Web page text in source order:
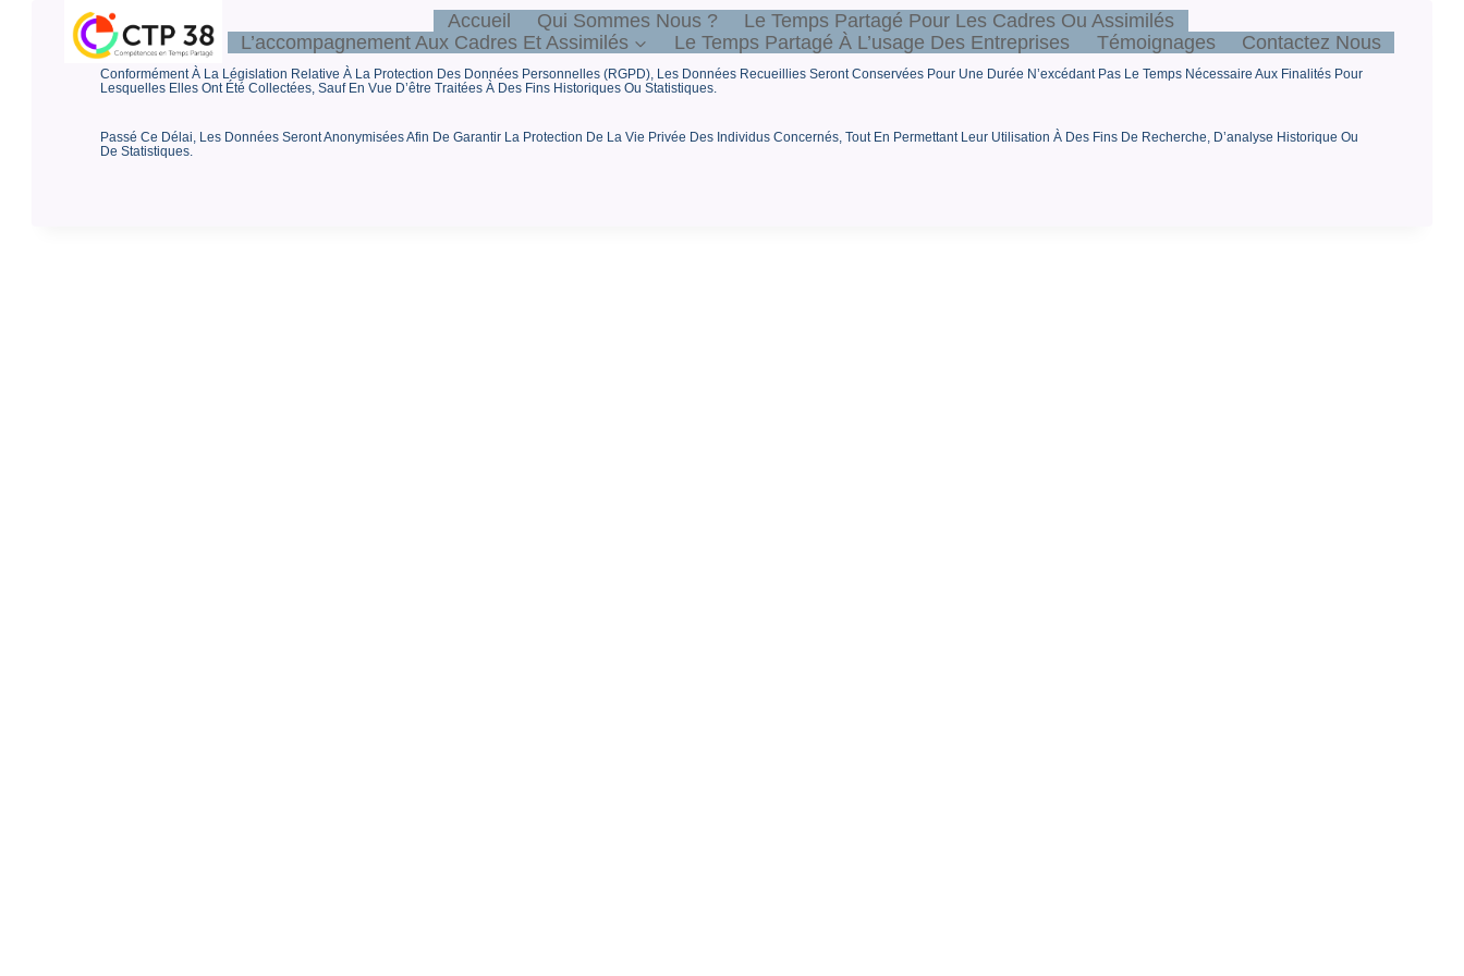
Accueil Qui Sommes Nous ?
Le Temps Partagé Pour Les Cadres Ou Assimilés
L’accompagnement Aux Cadres Et Assimilés
Le Temps Partagé À L’usage Des Entreprises Témoignages Contactez Nous
Conformément À La Législation Relative À La Protection Des Données Personnelles (RGPD), Les Données Recueillies Seront Conservées Pour Une Durée N’excédant Pas Le Temps Nécessaire Aux Finalités Pour
Lesquelles Elles Ont Été Collectées, Sauf En Vue D’être Traitées À Des Fins Historiques Ou Statistiques.
Passé Ce Délai, Les Données Seront Anonymisées Afin De Garantir La Protection De La Vie Privée Des Individus Concernés, Tout En Permettant Leur Utilisation À Des Fins De Recherche, D’analyse Historique Ou
De Statistiques.